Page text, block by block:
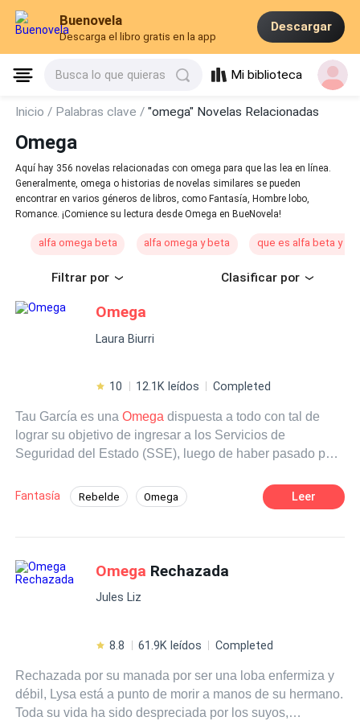
Buenovela
Descarga el libro gratis en la app
Descargar
Busca lo que quieras Mi biblioteca
Inicio / Palabras clave /"omega" Novelas Relacionadas
Omega
Aquí hay 356 novelas relacionadas con omega para que las lea en línea.
Generalmente, omega o historias de novelas similares se pueden
encontrar en varios géneros de libros, como Fantasía, Hombre lobo,
Romance. ¡Comience su lectura desde Omega en BueNovela!
alfa omega beta alfa omega y beta que es alfa beta y
Filtrar por Clasificar por
Omega
Laura Biurri
10 12.1K leídos Completed
Tau García es unaOmega dispuesta a todo con tal de
lograr su objetivo de ingresar a los Servicios de
Seguridad del Estado (SSE), luego de haber pasado por
tratará de ignorar tanto su naturaleza, como al Alfa que
aparece en su vida, para lograr su sueño.
Fantasía Rebelde Omega Leer
Omega Rechazada
Jules Liz
8.8 61.9K leídos Completed
Rechazada por su manada por ser una loba enfermiza y
débil, Lysa está a punto de morir a manos de su hermano.
Toda su vida ha sido despreciada por los suyos,